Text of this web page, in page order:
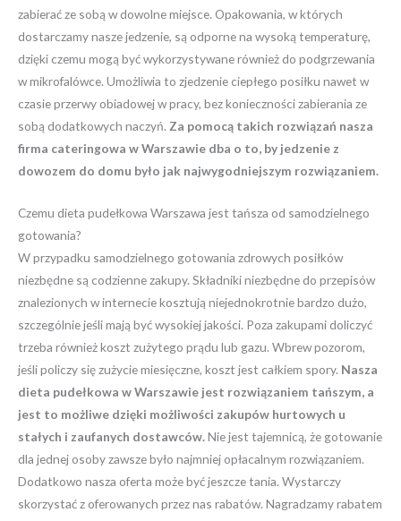
zabierać ze sobą w dowolne miejsce. Opakowania, w których
dostarczamy nasze jedzenie, są odporne na wysoką temperaturę,
dzięki czemu mogą być wykorzystywane również do podgrzewania
w mikrofalówce. Umożliwia to zjedzenie ciepłego posiłku nawet w
czasie przerwy obiadowej w pracy, bez konieczności zabierania ze
sobą dodatkowych naczyń. Za pomocą takich rozwiązań nasza
firma cateringowa w Warszawie dba o to, by jedzenie z
dowozem do domu było jak najwygodniejszym rozwiązaniem.
Czemu dieta pudełkowa Warszawa jest tańsza od samodzielnego
gotowania?
W przypadku samodzielnego gotowania zdrowych posiłków
niezbędne są codzienne zakupy. Składniki niezbędne do przepisów
znalezionych w internecie kosztują niejednokrotnie bardzo dużo,
szczególnie jeśli mają być wysokiej jakości. Poza zakupami doliczyć
trzeba również koszt zużytego prądu lub gazu. Wbrew pozorom,
jeśli policzy się zużycie miesięczne, koszt jest całkiem spory. Nasza
dieta pudełkowa w Warszawie jest rozwiązaniem tańszym, a
jest to możliwe dzięki możliwości zakupów hurtowych u
stałych i zaufanych dostawców.Nie jest tajemnicą, że gotowanie
dla jednej osoby zawsze było najmniej opłacalnym rozwiązaniem.
Dodatkowo nasza oferta może być jeszcze tania. Wystarczy
skorzystać z oferowanych przez nas rabatów. Nagradzamy rabatem